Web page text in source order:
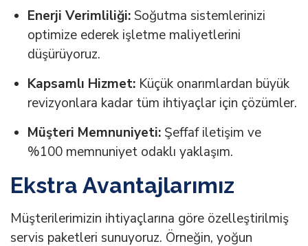
Enerji Verimliliği:Soğutma sistemlerinizi
optimize ederek işletme maliyetlerini
düşürüyoruz.
Kapsamlı Hizmet: Küçük onarımlardan büyük
revizyonlara kadar tüm ihtiyaçlar için çözümler.
Müşteri Memnuniyeti: Şeffaf iletişim ve
%100 memnuniyet odaklı yaklaşım.
Ekstra Avantajlarımız
Müşterilerimizin ihtiyaçlarına göre özelleştirilmiş
servis paketleri sunuyoruz. Örneğin, yoğun